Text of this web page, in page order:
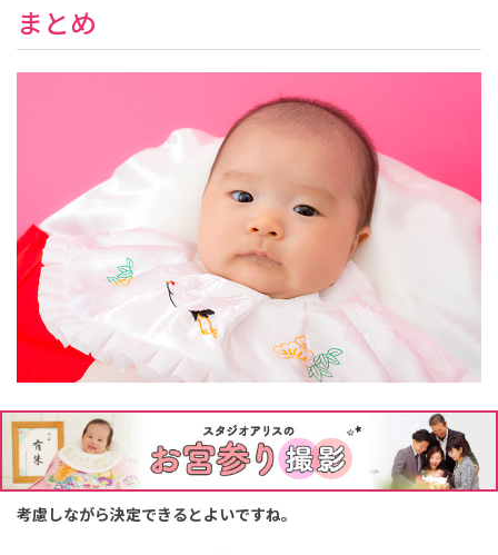
まとめ
お宮参りは、赤ちゃんの誕生をその土地の氏神様に報告し、健や
かな成長を祈願する行事です。生後1カ月前後を目安に日程を決め
ることが多いですが、赤ちゃんやママの体調・地域の慣習などを
考慮しながら決定できるとよいですね。